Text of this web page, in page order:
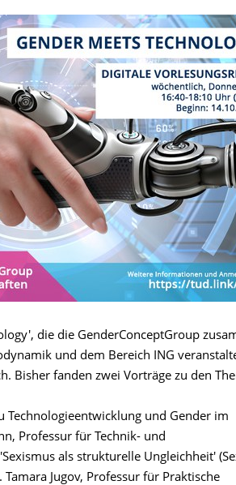
die die GenderConceptGroup
und dem Bereich ING
Bisher fanden zwei Vorträge zu den
Technologieentwicklung und Gender im
Professur für Technik- und
als strukturelle Ungleichheit'
Jugov, Professur für Praktische